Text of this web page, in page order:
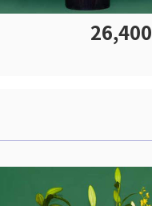
26,400